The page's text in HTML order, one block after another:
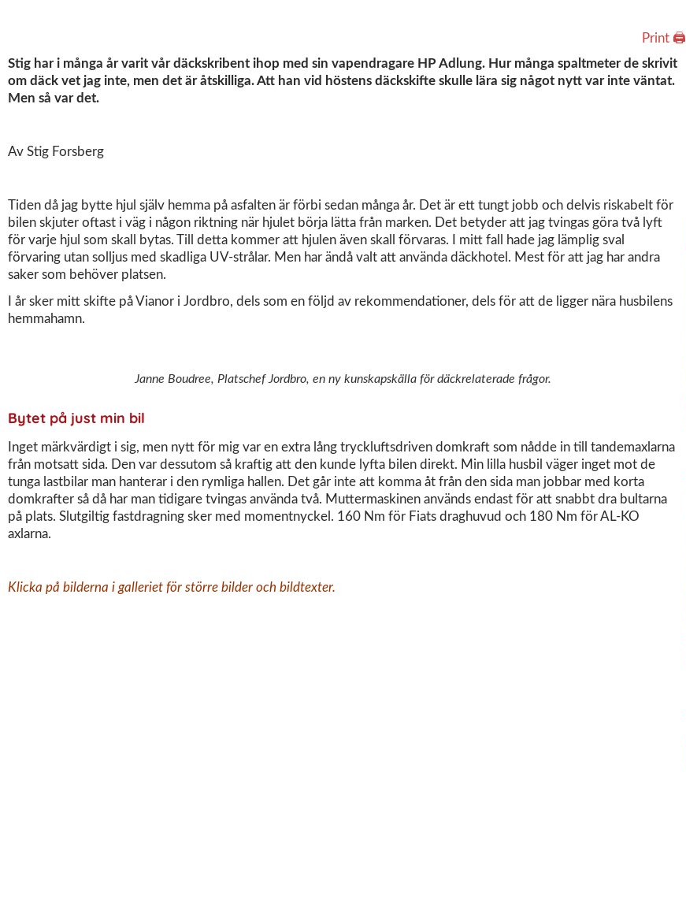
Print 🖨
Stig har i många år varit vår däckskribent ihop med sin vapendragare HP Adlung. Hur många spaltmeter de skrivit
om däck vet jag inte, men det är åtskilliga. Att han vid höstens däckskifte skulle lära sig något nytt var inte väntat.
Men så var det.
Av Stig Forsberg
Tiden då jag bytte hjul själv hemma på asfalten är förbi sedan många år. Det är ett tungt jobb och delvis riskabelt för
bilen skjuter oftast i väg i någon riktning när hjulet börja lätta från marken. Det betyder att jag tvingas göra två lyft
för varje hjul som skall bytas. Till detta kommer att hjulen även skall förvaras. I mitt fall hade jag lämplig sval
förvaring utan solljus med skadliga UV-strålar. Men har ändå valt att använda däckhotel. Mest för att jag har andra
saker som behöver platsen.
I år sker mitt skifte på Vianor i Jordbro, dels som en följd av rekommendationer, dels för att de ligger nära husbilens
hemmahamn.
Janne Boudree, Platschef Jordbro, en ny kunskapskälla för däckrelaterade frågor.
Bytet på just min bil
Inget märkvärdigt i sig, men nytt för mig var en extra lång tryckluftsdriven domkraft som nådde in till tandemaxlarna
från motsatt sida. Den var dessutom så kraftig att den kunde lyfta bilen direkt. Min lilla husbil väger inget mot de
tunga lastbilar man hanterar i den rymliga hallen. Det går inte att komma åt från den sida man jobbar med korta
domkrafter så då har man tidigare tvingas använda två. Muttermaskinen används endast för att snabbt dra bultarna
på plats. Slutgiltig fastdragning sker med momentnyckel. 160 Nm för Fiats draghuvud och 180 Nm för AL-KO
axlarna.
Klicka på bilderna i galleriet för större bilder och bildtexter.